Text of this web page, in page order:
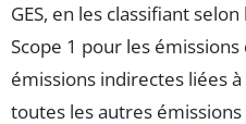
GES, en les classifiant selon
Scope 1 pour les
émissions indirectes liées
toutes les autres